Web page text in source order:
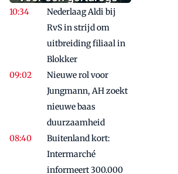
toekomstNederlaag Aldi bij
RvS in strijd om
uitbreiding filiaal in
Blokker
Nieuwe rol voor
Jungmann, AH zoekt
nieuwe baas
duurzaamheid
Buitenland kort:
Intermarché
informeert 300.000